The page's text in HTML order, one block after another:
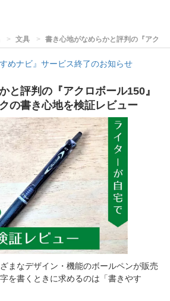
文具 書き心地がなめらかと評判の『アク
めナビ』サービス終了のお知らせ
と評判の『アクロボール150』
の書き心地を検証レビュー
まなデザイン・機能のボールペンが販売
を書くときに求めるのは「書きやす